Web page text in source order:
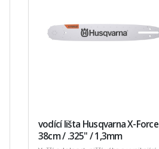
vodící lišta Husqvarna X-Force
38cm / .325" / 1,3mm